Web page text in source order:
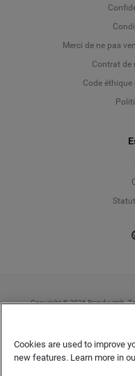
Merci de ne pas
Contrat de
Code
Copyright © 2026 Brandwatch.
Cookies are used to improve
new features. Learn more in